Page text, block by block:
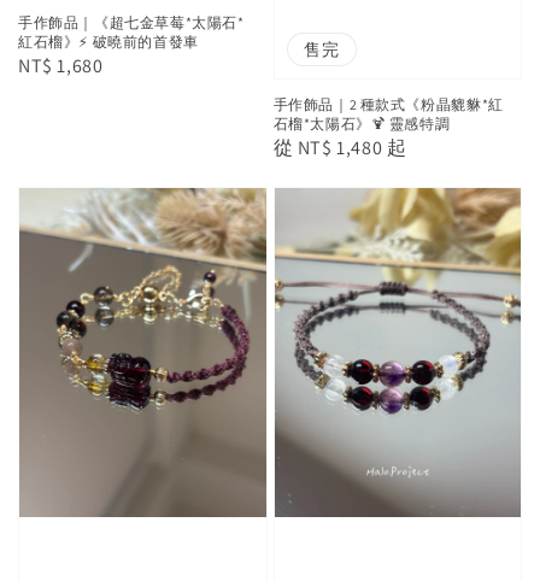
手作飾品｜《超七金草莓*太陽石*
紅石榴》⚡ 破曉前的首發車
Regular
NT$ 1,680
售完
手作飾品｜2 種款式《粉晶貔貅*紅
石榴*太陽石》🍹 靈感特調
Regular
從 NT$ 1,480 起